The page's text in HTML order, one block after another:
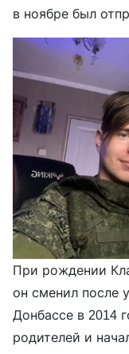
в ноябре был
При рождении
он сменил после
Донбассе в 2014
родителей и